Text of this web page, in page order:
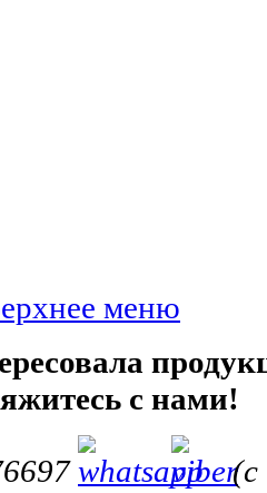
меню
с нами!
(с